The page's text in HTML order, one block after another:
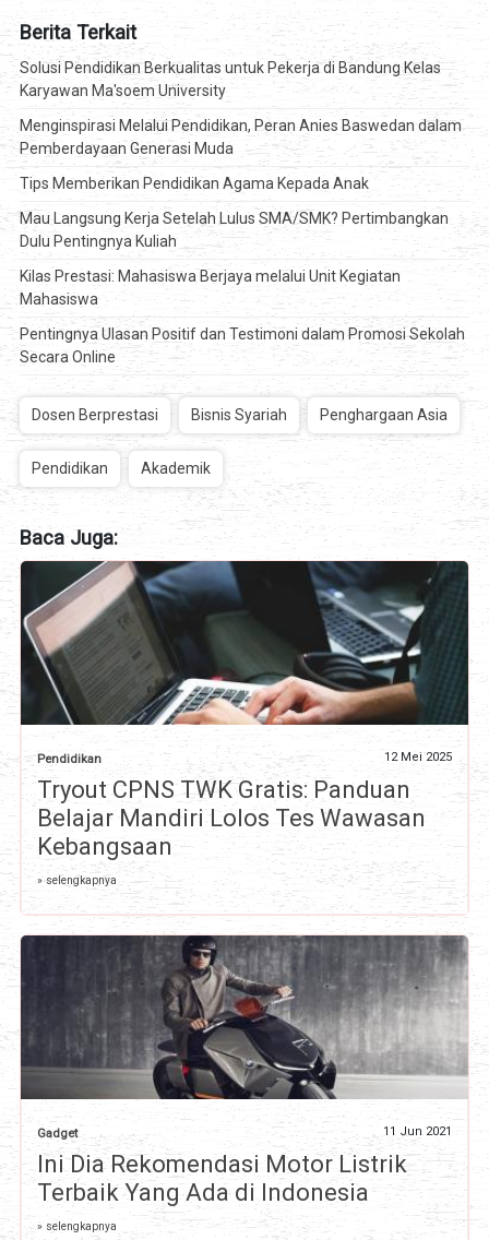
Berita Terkait
Solusi Pendidikan Berkualitas untuk Pekerja di Bandung Kelas
Karyawan Ma'soem University
Menginspirasi Melalui Pendidikan, Peran Anies Baswedan dalam
Pemberdayaan Generasi Muda
Tips Memberikan Pendidikan Agama Kepada Anak
Mau Langsung Kerja Setelah Lulus SMA/SMK? Pertimbangkan
Dulu Pentingnya Kuliah
Kilas Prestasi: Mahasiswa Berjaya melalui Unit Kegiatan
Mahasiswa
Pentingnya Ulasan Positif dan Testimoni dalam Promosi Sekolah
Secara Online
Dosen Berprestasi Bisnis Syariah Penghargaan Asia
Pendidikan Akademik
Baca Juga:
Pendidikan 12 Mei 2025
Tryout CPNS TWK Gratis: Panduan
Belajar Mandiri Lolos Tes Wawasan
Kebangsaan
» selengkapnya
Gadget 11 Jun 2021
Ini Dia Rekomendasi Motor Listrik
Terbaik Yang Ada di Indonesia
» selengkapnya